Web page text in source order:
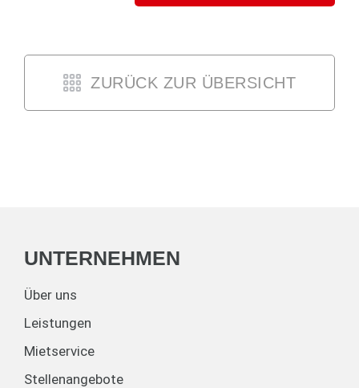
ZURÜCK ZUR ÜBERSICHT
UNTERNEHMEN
Über uns
Leistungen
Mietservice
Stellenangebote